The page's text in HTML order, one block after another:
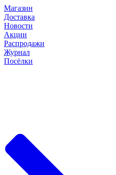
Магазин
Доставка
Новости
Акции
Распродажи
Журнал
Посёлки